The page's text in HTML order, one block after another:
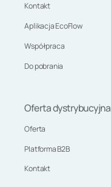
Kontakt
Aplikacja EcoFlow
Współpraca
Do pobrania
Oferta dystrybucyjna
Oferta
Platforma B2B
Kontakt